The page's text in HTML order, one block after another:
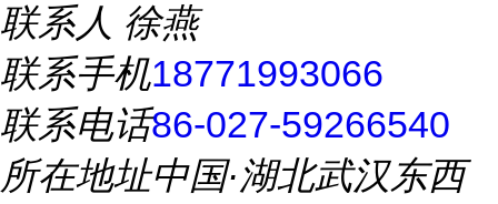
联系人 徐燕
联系手机18771993066
联系电话86-027-59266540
所在地址中国·湖北武汉东西